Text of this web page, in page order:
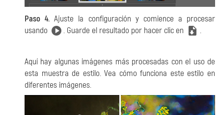
Paso 4. Ajuste la configuración y comience a procesar
usando
. Guarde el resultado por hacer clic en .
Aquí hay algunas imágenes más procesadas con el uso de
esta muestra de estilo. Vea cómo funciona este estilo en
diferentes imágenes.